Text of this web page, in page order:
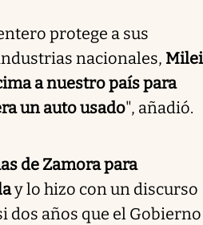
protege a sus
nacionales, Milei
a nuestro país para
un auto usado", añadió.
de Zamora para
y lo hizo con un discurso
dos años que el Gobierno